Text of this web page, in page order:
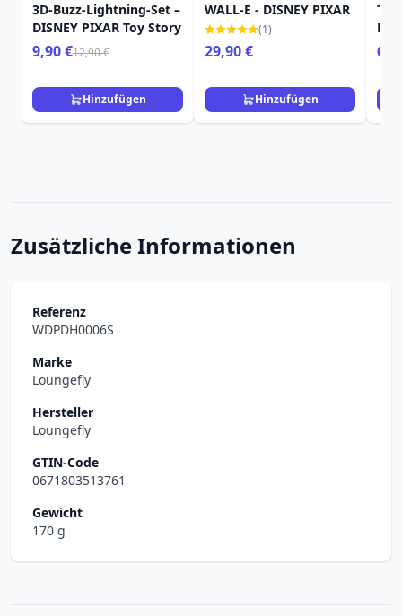
3D-Buzz-Lightning-Set –
DISNEY PIXAR Toy Story
9,90 €12,90 €
Hinzufügen
WALL-E - DISNEY PIXAR
(1)
29,90 €
Hinzufügen
Sid
Zusätzliche Informationen
Referenz
WDPDH0006S
Marke
Loungefly
Hersteller
Loungefly
GTIN-Code
0671803513761
Gewicht
170 g